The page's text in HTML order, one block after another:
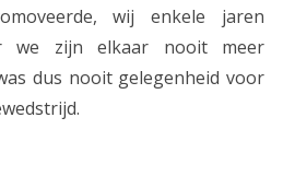
h
e
wij enkele jaren
we zijn elkaar nooit meer
dus nooit gelegenheid voor